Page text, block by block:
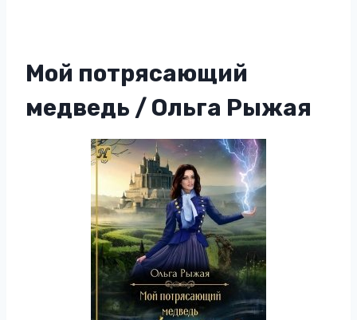
Мой потрясающий
медведь / Ольга Рыжая